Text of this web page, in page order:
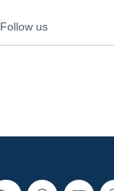
Follow us